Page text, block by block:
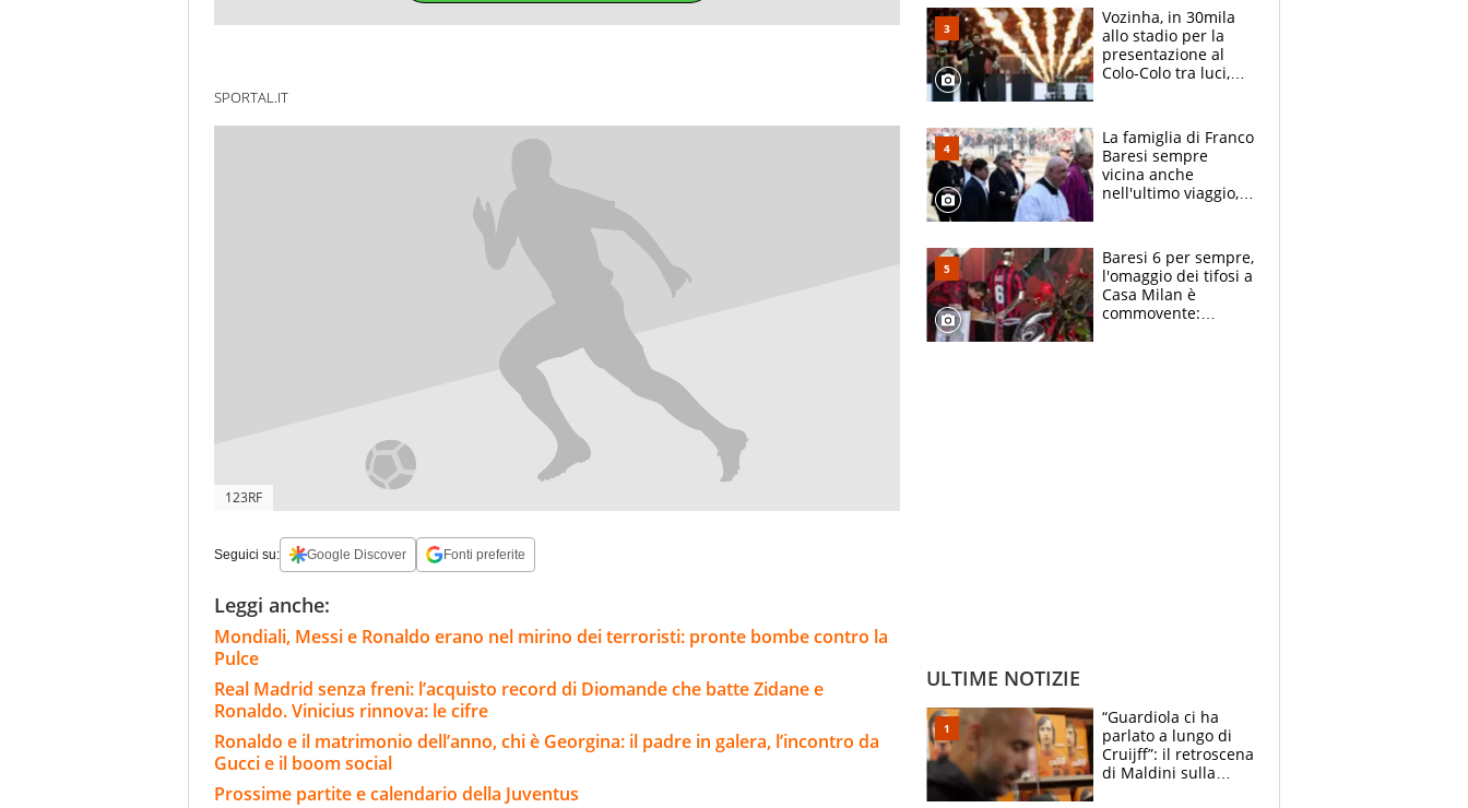
SPORTAL.IT
123RF
Seguici su: Google Discover Fonti preferite
Leggi anche:
Mondiali, Messi e Ronaldo erano nel mirino dei terroristi: pronte bombe contro la
Pulce
Real Madrid senza freni: l’acquisto record di Diomande che batte Zidane e
Ronaldo. Vinicius rinnova: le cifre
Ronaldo e il matrimonio dell’anno, chi è Georgina: il padre in galera, l’incontro da
Gucci e il boom social
Prossime partite e calendario della Juventus
Vozinha, in 30mila
allo stadio per la
presentazione al
Colo-Colo tra luci,
La famiglia di Franco
Baresi sempre
vicina anche
nell'ultimo viaggio,
circondati
dall'affetto dei tifosi
Baresi 6 per sempre,
l'omaggio dei tifosi a
Casa Milan è
commovente:
ULTIME NOTIZIE
“Guardiola ci ha
parlato a lungo di
Cruijff”: il retroscena
di Maldini sulla